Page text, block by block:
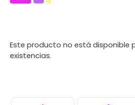
Este producto no está disponible
existencias.